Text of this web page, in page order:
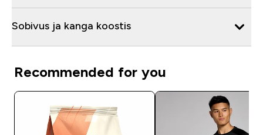
Sobivus ja kanga koostis
Recommended for you